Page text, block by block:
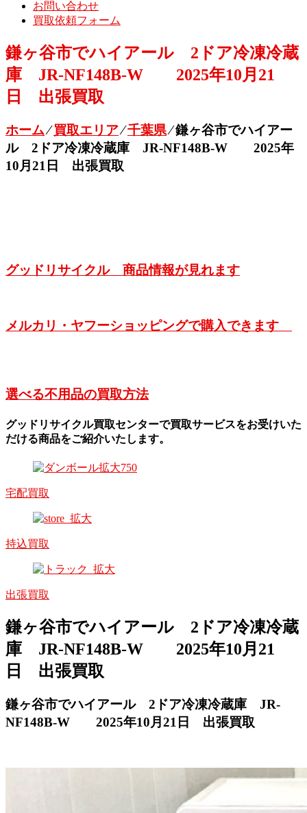
お問い合わせ
買取依頼フォーム
鎌ヶ谷市でハイアール 2ドア冷凍冷蔵
庫 JR-NF148B-W 2025年10月21
日 出張買取
ホーム⁄買取エリア⁄千葉県⁄鎌ヶ谷市でハイアー
ル 2ドア冷凍冷蔵庫 JR-NF148B-W 2025年
10月21日 出張買取
グッドリサイクル 商品情報が見れます
メルカリ・ヤフーショッピングで購入できます
選べる不用品の買取方法
グッドリサイクル買取センターで買取サービスをお受けいた
だける商品をご紹介いたします。
宅配買取
持込買取
出張買取
鎌ヶ谷市でハイアール 2ドア冷凍冷蔵
庫 JR-NF148B-W 2025年10月21
日 出張買取
鎌ヶ谷市でハイアール 2ドア冷凍冷蔵庫 JR-
NF148B-W 2025年10月21日 出張買取